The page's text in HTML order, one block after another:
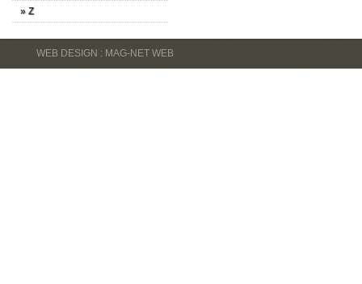
» Z
WEB DESIGN : MAG-NET WEB